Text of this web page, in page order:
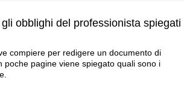
obblighi del professionista spiegati
compiere per redigere un documento di
pagine viene spiegato quali sono i